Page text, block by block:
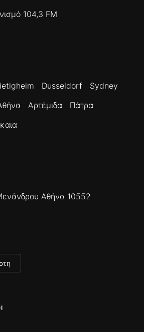
104,3 FM
Dusseldorf
Sydney
Αρτέμιδα
Πάτρα
Αθήνα 10552